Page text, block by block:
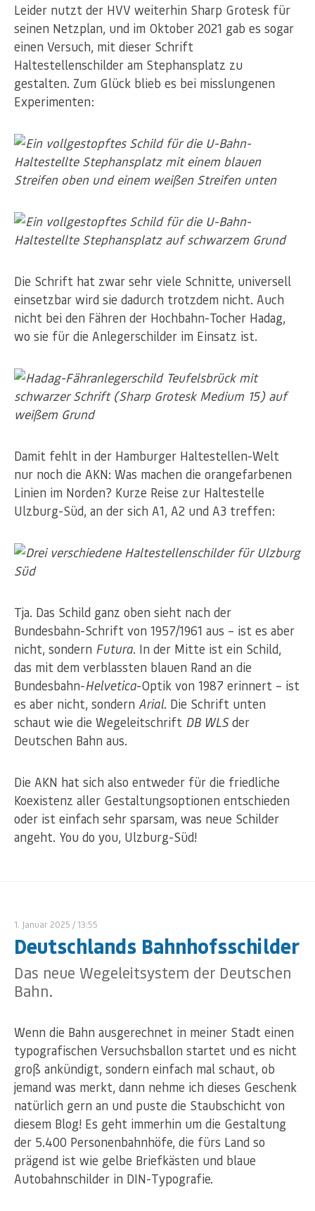
Leider nutzt der HVV weiterhin Sharp Grotesk für
seinen Netzplan, und im Oktober 2021 gab es sogar
einen Versuch, mit dieser Schrift
Haltestellenschilder am Stephansplatz zu
gestalten. Zum Glück blieb es bei misslungenen
Experimenten:
Die Schrift hat zwar sehr viele Schnitte, universell
einsetzbar wird sie dadurch trotzdem nicht. Auch
nicht bei den Fähren der Hochbahn-Tocher Hadag,
wo sie für die Anlegerschilder im Einsatz ist.
Damit fehlt in der Hamburger Haltestellen-Welt
nur noch die AKN: Was machen die orangefarbenen
Linien im Norden? Kurze Reise zur Haltestelle
Ulzburg-Süd, an der sich A1, A2 und A3 treffen:
Tja. Das Schild ganz oben sieht nach der
Bundesbahn-Schrift von 1957/1961 aus – ist es aber
nicht, sondern Futura. In der Mitte ist ein Schild,
das mit dem verblassten blauen Rand an die
Bundesbahn-Helvetica-Optik von 1987 erinnert – ist
es aber nicht, sondern Arial. Die Schrift unten
schaut wie die Wegeleitschrift DB WLSder
Deutschen Bahn aus.
Die AKN hat sich also entweder für die friedliche
Koexistenz aller Gestaltungsoptionen entschieden
oder ist einfach sehr sparsam, was neue Schilder
angeht. You do you, Ulzburg-Süd!
1. Januar 2025 / 13:55
Deutschlands Bahnhofsschilder
Das neue Wegeleitsystem der Deutschen
Bahn.
Wenn die Bahn ausgerechnet in meiner Stadt einen
typografischen Versuchsballon startet und es nicht
groß ankündigt, sondern einfach mal schaut, ob
jemand was merkt, dann nehme ich dieses Geschenk
natürlich gern an und puste die Staubschicht von
diesem Blog! Es geht immerhin um die Gestaltung
der 5.400 Personenbahnhöfe, die fürs Land so
prägend ist wie gelbe Briefkästen und blaue
Autobahnschilder in DIN-Typografie.